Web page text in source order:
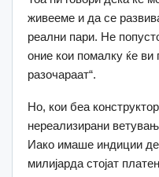
живееме и да се
реални пари. Не
оние кои помалку ќе ви
разочараат“.
Но, кои беа
нереализирани
Иако имаше индиции
милијарда стојат